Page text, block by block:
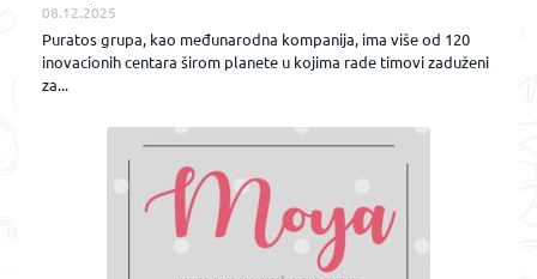
08.12.2025
Puratos grupa, kao međunarodna kompanija, ima više od 120
inovacionih centara širom planete u kojima rade timovi zaduženi
za...